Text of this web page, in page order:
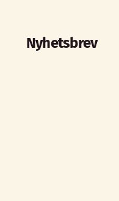
Nyhetsbrev